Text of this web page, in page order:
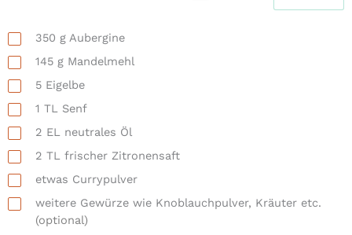
350 g Aubergine
145 g Mandelmehl
5 Eigelbe
1 TL
Senf
2 EL
neutrales Öl
2 TL
frischer Zitronensaft
etwas Currypulver
weitere Gewürze wie Knoblauchpulver, Kräuter etc.
(optional)